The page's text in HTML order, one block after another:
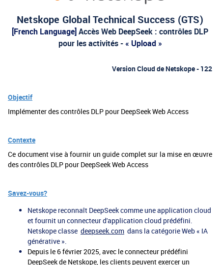
Netskope Global Technical Success (GTS)
[French Language] Accès Web DeepSeek : contrôles DLP
pour les activités - « Upload »
Version Cloud de Netskope - 122
Objectif
Implémenter des contrôles DLP pour DeepSeek Web Access
Contexte
Ce document vise à fournir un guide complet sur la mise en œuvre
des contrôles DLP pour DeepSeek Web Access
Savez-vous?
Netskope reconnaît DeepSeek comme une application cloud
et fournit un connecteur d'application cloud prédéfini.
Netskope classe deepseek.com dans la catégorie Web « IA
générative ».
Depuis le 6 février 2025, avec le connecteur prédéfini
DeepSeek de Netskope, les clients peuvent exercer un